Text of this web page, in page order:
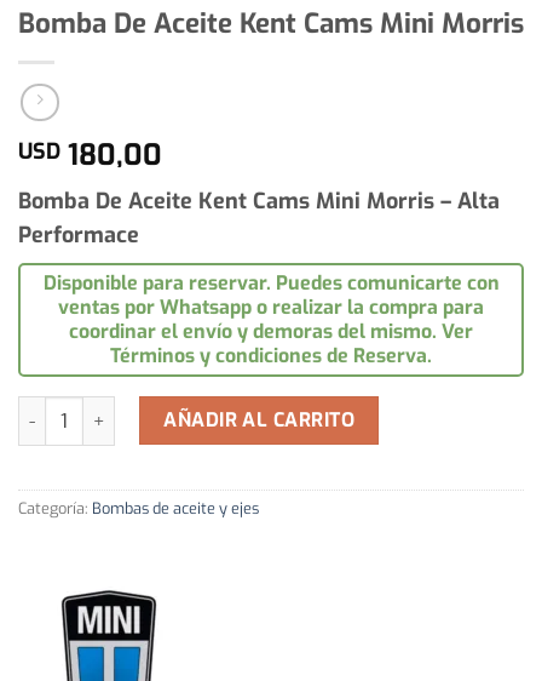
Bomba De Aceite Kent Cams Mini Morris
USD 180,00
Bomba De Aceite Kent Cams Mini Morris – Alta
Performace
Disponible para reservar. Puedes comunicarte con
ventas por Whatsapp o realizar la compra para
coordinar el envío y demoras del mismo. Ver
Términos y condiciones de Reserva.
Bomba De Aceite Kent Cams Mini Morris cantidad
AÑADIR AL CARRITO
Categoría: Bombas de aceite y ejes